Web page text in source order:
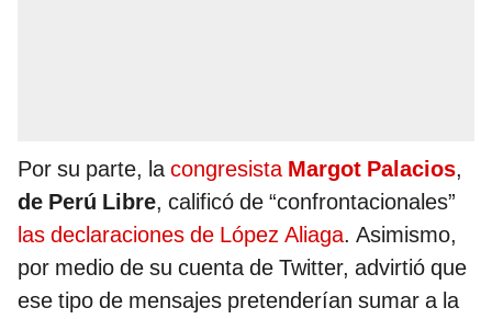
Por su parte, lacongresistaMargot Palacios,
de Perú Libre, calificó de “confrontacionales”
las declaraciones de López Aliaga. Asimismo,
por medio de su cuenta de Twitter, advirtió que
ese tipo de mensajes pretenderían sumar a la